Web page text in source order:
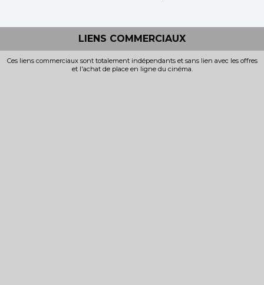
LIENS COMMERCIAUX
Ces liens commerciaux sont totalement indépendants et sans lien avec les offres
et l'achat de place en ligne du cinéma.